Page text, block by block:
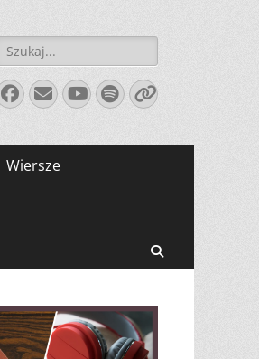
Szukaj:
Facebook
E-
mail
YouTube
Spotify
Link
Wiersze